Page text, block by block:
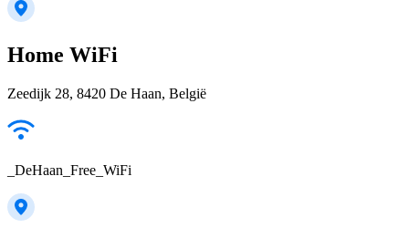
Home WiFi
Zeedijk 28, 8420 De Haan, België
_DeHaan_Free_WiFi